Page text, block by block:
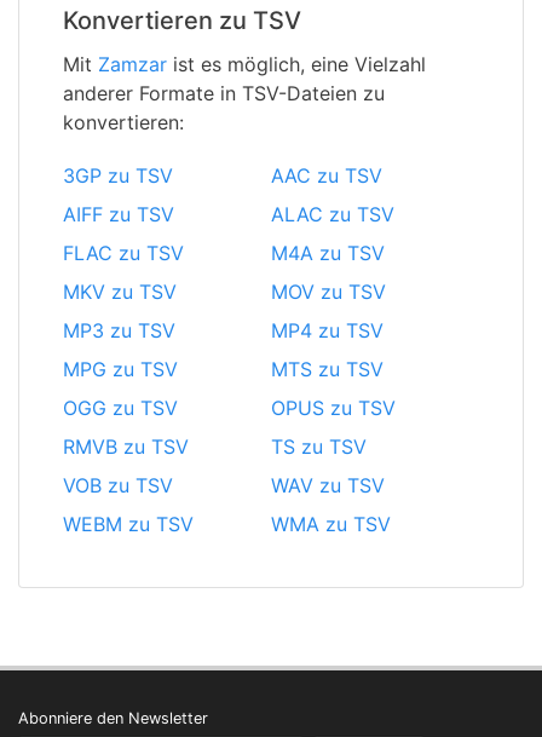
Konvertieren zu TSV
Mit Zamzar ist es möglich, eine Vielzahl
anderer Formate in TSV-Dateien zu
konvertieren:
3GP zu TSV
AAC zu TSV
AIFF zu TSV
ALAC zu TSV
FLAC zu TSV
M4A zu TSV
MKV zu TSV
MOV zu TSV
MP3 zu TSV
MP4 zu TSV
MPG zu TSV
MTS zu TSV
OGG zu TSV
OPUS zu TSV
RMVB zu TSV
TS zu TSV
VOB zu TSV
WAV zu TSV
WEBM zu TSV
WMA zu TSV
Abonniere den Newsletter